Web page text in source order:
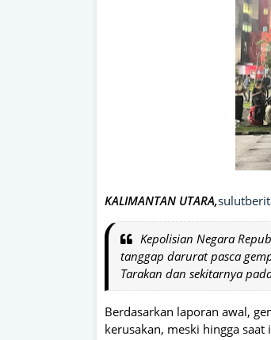
KALIMANTAN UTARA,
Kepolisian Negara
tanggap darurat pasca
Tarakan dan sekitarnya
Berdasarkan laporan awal,
kerusakan, meski hingga